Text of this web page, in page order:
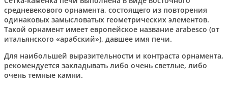
средневекового орнамента, состоящего из повторения
одинаковых замысловатых геометрических элементов.
Такой орнамент имеет европейское название arabesco (от
итальянского «арабский»), давшее имя печи.
Для наибольшей выразительности и контраста орнамента,
рекомендуется закладывать либо очень светлые, либо
очень темные камни.